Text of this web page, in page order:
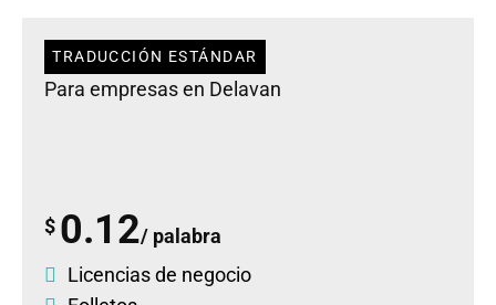
TRADUCCIÓN ESTÁNDAR
Para empresas en Delavan
$ 0.12/ palabra
Licencias de negocio